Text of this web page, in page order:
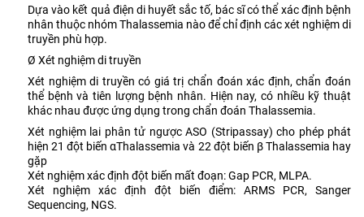
Dựa vào kết quả điện di huyết sắc tố, bác sĩ có thể xác định bệnh
nhân thuộc nhóm Thalassemia nào để chỉ định các xét nghiệm di
truyền phù hợp.
Ø Xét nghiệm di truyền
Xét nghiệm di truyền có giá trị chẩn đoán xác định, chẩn đoán
thể bệnh và tiên lượng bệnh nhân. Hiện nay, có nhiều kỹ thuật
khác nhau được ứng dụng trong chẩn đoán Thalassemia.
Xét nghiệm lai phân tử ngược ASO (Stripassay) cho phép phát
hiện 21 đột biến αThalassemia và 22 đột biến β Thalassemia hay
gặp
Xét nghiệm xác định đột biến mất đoạn: Gap PCR, MLPA.
Xét nghiệm xác định đột biến điểm: ARMS PCR, Sanger
Sequencing, NGS.